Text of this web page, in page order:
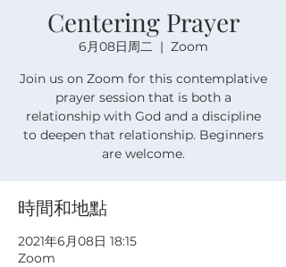
Centering Prayer
6月08日周二
  |
Zoom
Join us on Zoom for this contemplative
prayer session that is both a
relationship with God and a discipline
to deepen that relationship. Beginners
are welcome.
時間和地點
2021年6月08日 18:15
Zoom